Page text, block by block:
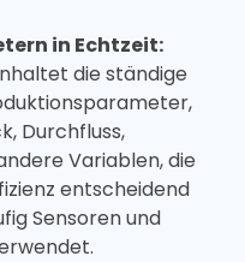
in Echtzeit:
die ständige
Durchfluss,
Variablen, die
entscheidend
Sensoren und